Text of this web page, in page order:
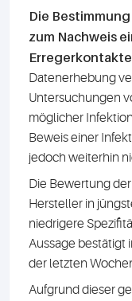
Die
zum Nachweis
Datenerhebung
Untersuchungen
möglicher
Beweis einer
jedoch weiterhin
Die Bewertung
Hersteller in
niedrigere
Aussage bestätigt
der letzten
Aufgrund dieser